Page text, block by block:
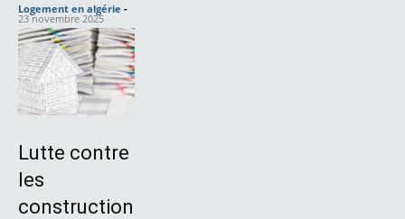
Logement en algérie -
23 novembre 2025
Lutte contre
les
construction